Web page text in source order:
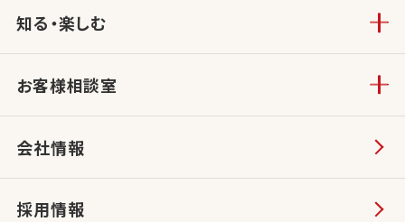
知る・楽しむ
お客様相談室
会社情報
採用情報